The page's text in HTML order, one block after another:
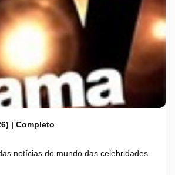
| Completo
notícias do mundo das celebridades